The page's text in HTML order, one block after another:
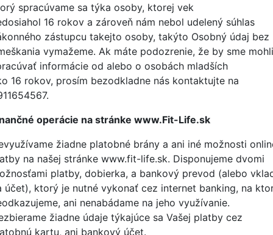
spracúvame sa týka osoby, ktorej vek
16 rokov a zároveň nám nebol udelený súhlas
zástupcu takejto osoby, takýto Osobný údaj bez
vymažeme. Ak máte podozrenie, že by sme mohli
informácie od alebo o osobách mladších
16 rokov, prosím bezodkladne nás kontaktujte na
operácie na stránke www.Fit-Life.sk
žiadne platobné brány a ani iné možnosti
na našej stránke www.fit-life.sk. Disponujeme dvomi
platby, dobierka, a bankový prevod (alebo
účet), ktorý je nutné vykonať cez internet banking, na
ani nenabádame na jeho využívanie.
žiadne údaje týkajúce sa Vašej platby cez
kartu, ani bankový účet.